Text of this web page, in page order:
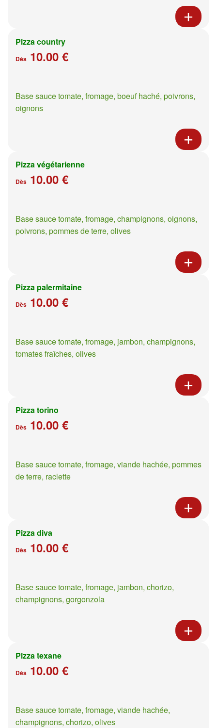
Pizza country
Dès 10.00 €
Base sauce tomate, fromage, boeuf haché, poivrons,
oignons
Pizza végétarienne
Dès 10.00 €
Base sauce tomate, fromage, champignons, oignons,
poivrons, pommes de terre, olives
Pizza palermitaine
Dès 10.00 €
Base sauce tomate, fromage, jambon, champignons,
tomates fraîches, olives
Pizza torino
Dès 10.00 €
Base sauce tomate, fromage, viande hachée, pommes
de terre, raclette
Pizza diva
Dès 10.00 €
Base sauce tomate, fromage, jambon, chorizo,
champignons, gorgonzola
Pizza texane
Dès 10.00 €
Base sauce tomate, fromage, viande hachée,
champignons, chorizo, olives